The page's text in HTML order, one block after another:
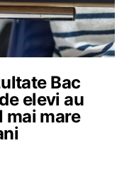
Bac
elevi au
mai mare